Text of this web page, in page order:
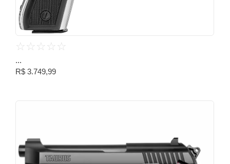
☆ ☆ ☆ ☆ ☆
...
R$ 3.749,99